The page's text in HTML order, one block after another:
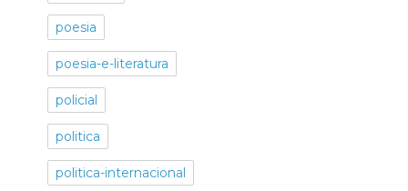
poesia
poesia-e-literatura
policial
politica
politica-internacional